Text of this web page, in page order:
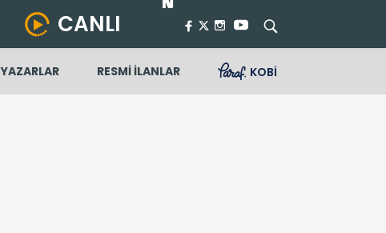
CANLI
YAZARLAR RESMİ İLANLAR KOBİ